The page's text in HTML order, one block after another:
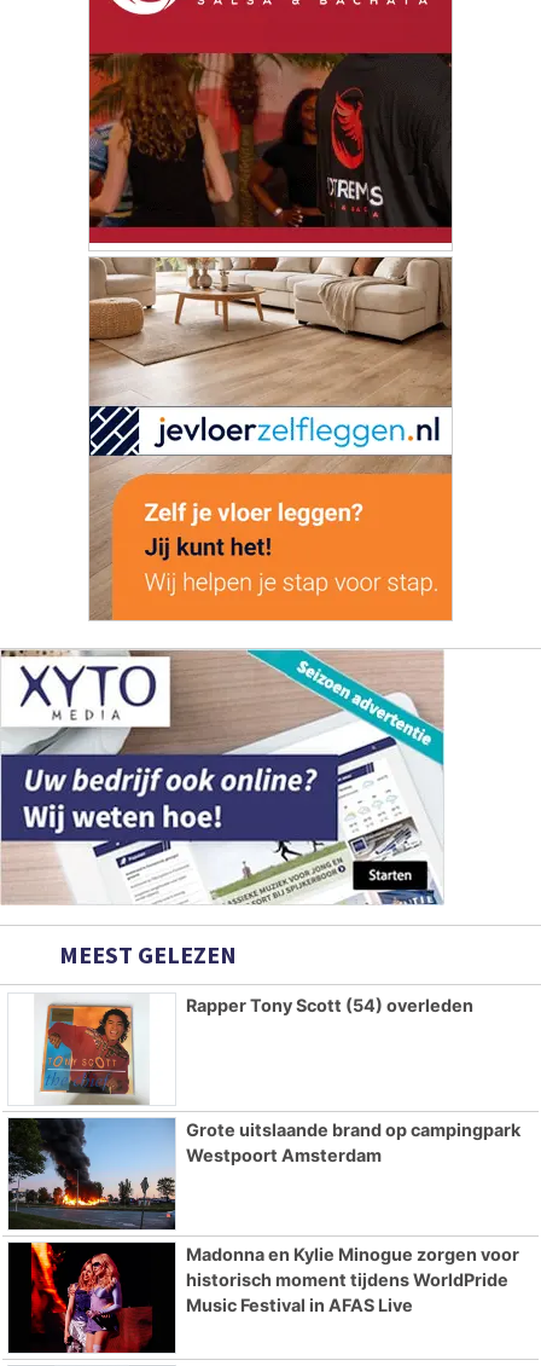
MEEST GELEZEN
Rapper Tony Scott (54) overleden
Grote uitslaande brand op campingpark
Westpoort Amsterdam
Madonna en Kylie Minogue zorgen voor
historisch moment tijdens WorldPride
Music Festival in AFAS Live